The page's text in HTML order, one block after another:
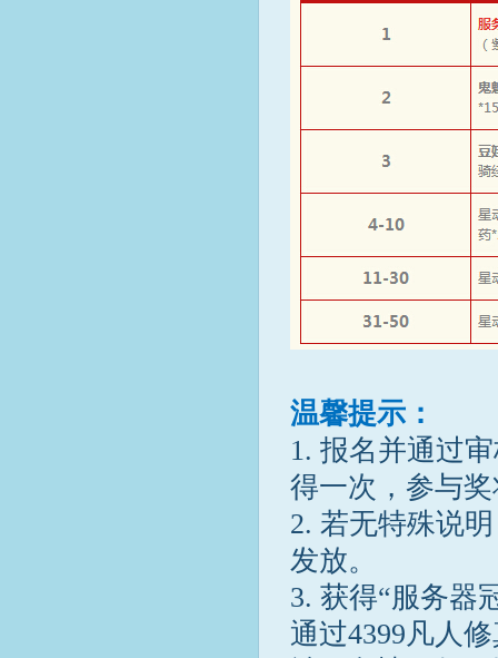
温馨提示：
1. 报名并通过
得一次，参与
2. 若无特殊说
发放。
3. 获得“服务器
通过4399凡人